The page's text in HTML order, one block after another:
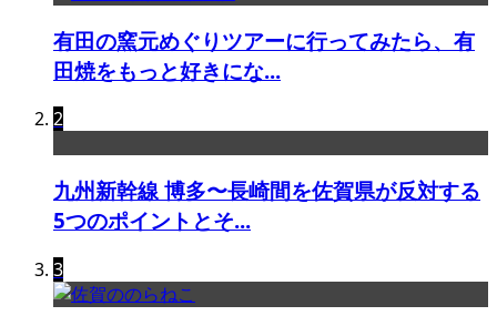
有田の窯元めぐりツアーに行ってみたら、有
田焼をもっと好きにな...
2
九州新幹線 博多〜長崎間を佐賀県が反対する
5つのポイントとそ...
3